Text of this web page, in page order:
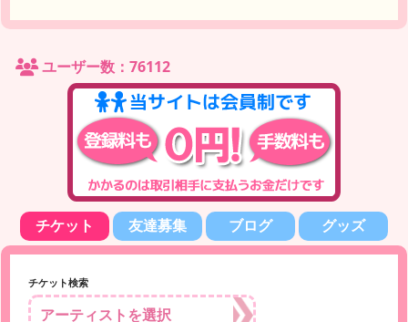
ユーザー数：76112
チケット 友達募集 ブログ グッズ
チケット検索